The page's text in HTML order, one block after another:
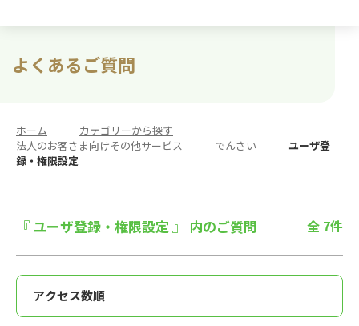
よくあるご質問
ホーム カテゴリーから探す
法人のお客さま向けその他サービス
でんさい
ユーザ登
録・権限設定
『 ユーザ登録・権限設定 』 内のご質問 全 7件